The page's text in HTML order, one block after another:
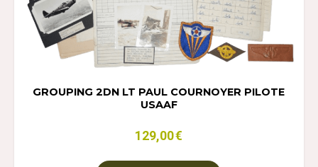
GROUPING 2DN LT PAUL COURNOYER PILOTE
USAAF
129,00€